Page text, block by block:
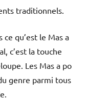
traditionnels.
qu’est le Mas a
c’est la touche
Les Mas a po
genre parmi tous